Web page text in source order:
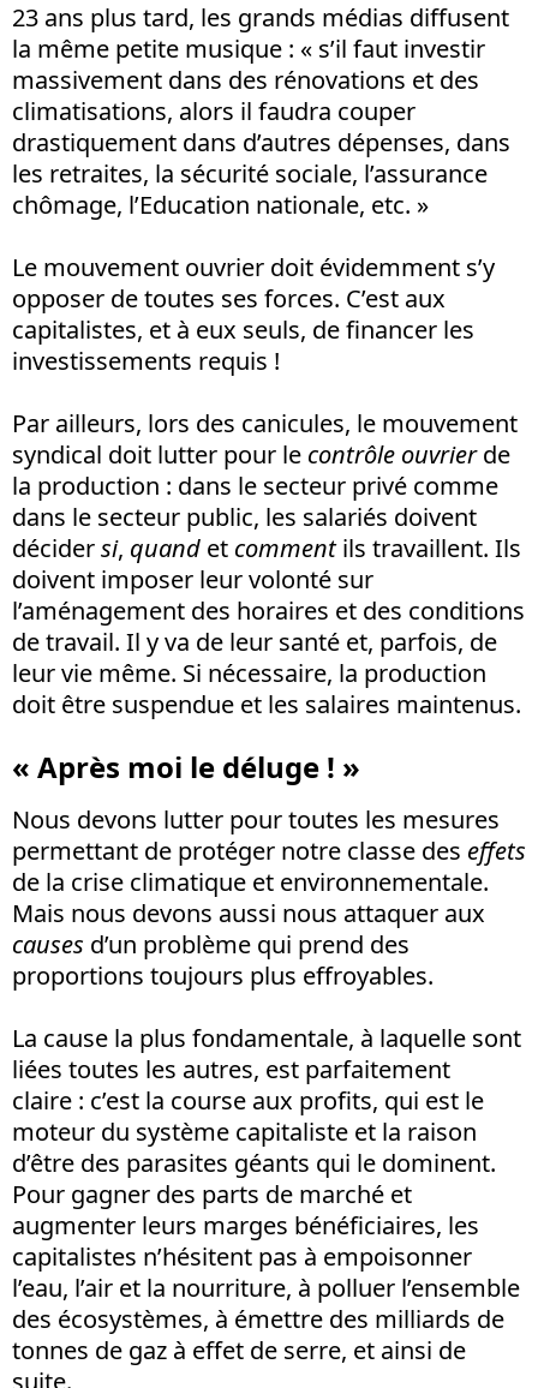
23 ans plus tard, les grands médias diffusent
la même petite musique : « s’il faut investir
massivement dans des rénovations et des
climatisations, alors il faudra couper
drastiquement dans d’autres dépenses, dans
les retraites, la sécurité sociale, l’assurance
chômage, l’Education nationale, etc. »
Le mouvement ouvrier doit évidemment s’y
opposer de toutes ses forces. C’est aux
capitalistes, et à eux seuls, de financer les
investissements requis !
Par ailleurs, lors des canicules, le mouvement
syndical doit lutter pour le contrôle ouvrierde
la production : dans le secteur privé comme
dans le secteur public, les salariés doivent
décidersi, quand et commentils travaillent. Ils
doivent imposer leur volonté sur
l’aménagement des horaires et des conditions
de travail. Il y va de leur santé et, parfois, de
leur vie même. Si nécessaire, la production
doit être suspendue et les salaires maintenus.
« Après moi le déluge ! »
Nous devons lutter pour toutes les mesures
permettant de protéger notre classe des effets
de la crise climatique et environnementale.
Mais nous devons aussi nous attaquer aux
causes d’un problème qui prend des
proportions toujours plus effroyables.
La cause la plus fondamentale, à laquelle sont
liées toutes les autres, est parfaitement
claire : c’est la course aux profits, qui est le
moteur du système capitaliste et la raison
d’être des parasites géants qui le dominent.
Pour gagner des parts de marché et
augmenter leurs marges bénéficiaires, les
capitalistes n’hésitent pas à empoisonner
l’eau, l’air et la nourriture, à polluer l’ensemble
des écosystèmes, à émettre des milliards de
tonnes de gaz à effet de serre, et ainsi de